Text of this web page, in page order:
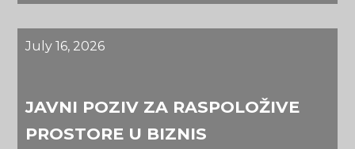
July 16, 2026
JAVNI POZIV ZA RASPOLOŽIVE
PROSTORE U BIZNIS